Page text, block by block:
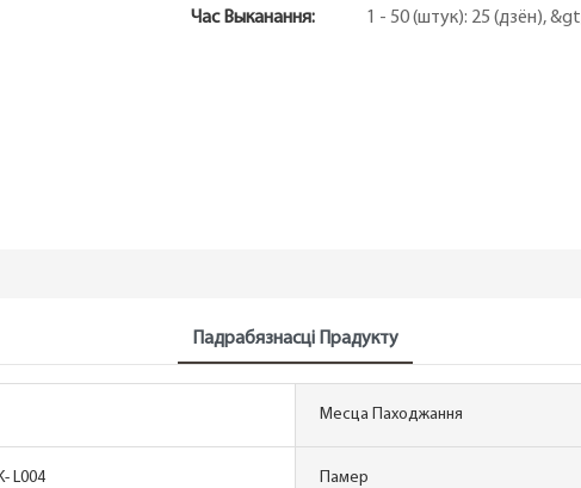
Час Выканання: 1 - 50 (штук): 25 (дзён),
Падрабязнасці Прадукту
Месца Паходжання
L004 Памер